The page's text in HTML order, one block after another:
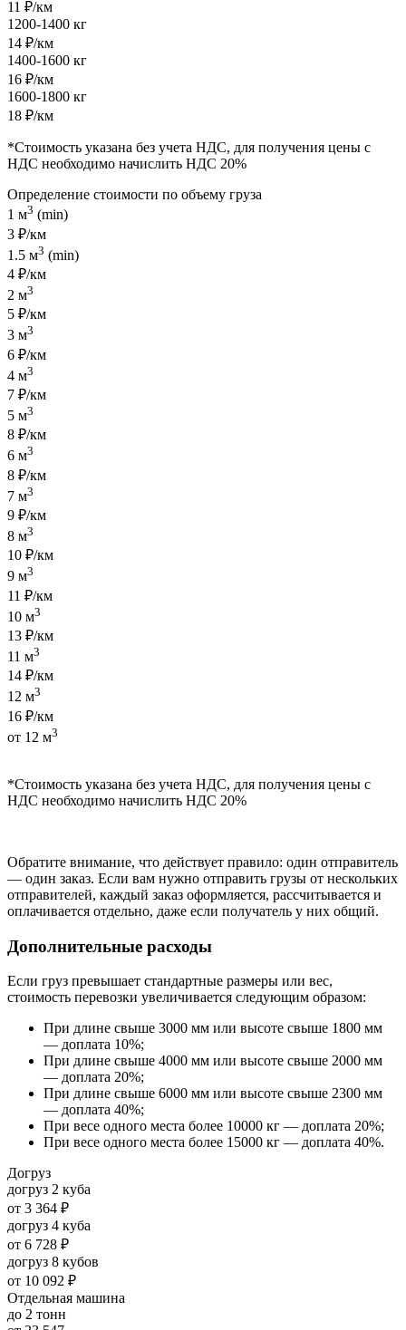
11 ₽/км
1200-1400 кг
14 ₽/км
1400-1600 кг
16 ₽/км
1600-1800 кг
18 ₽/км
*Стоимость указана без учета НДС, для получения цены с
НДС необходимо начислить НДС 20%
Определение стоимости по объему груза
1 м3 (min)
3 ₽/км
1.5 м3 (min)
4 ₽/км
2 м3
5 ₽/км
3 м3
6 ₽/км
4 м3
7 ₽/км
5 м3
8 ₽/км
6 м3
8 ₽/км
7 м3
9 ₽/км
8 м3
10 ₽/км
9 м3
11 ₽/км
10 м3
13 ₽/км
11 м3
14 ₽/км
12 м3
16 ₽/км
от 12 м3
*Стоимость указана без учета НДС, для получения цены с
НДС необходимо начислить НДС 20%
Обратите внимание, что действует правило: один отправитель
— один заказ. Если вам нужно отправить грузы от нескольких
отправителей, каждый заказ оформляется, рассчитывается и
оплачивается отдельно, даже если получатель у них общий.
Дополнительные расходы
Если груз превышает стандартные размеры или вес,
стоимость перевозки увеличивается следующим образом:
При длине свыше 3000 мм или высоте свыше 1800 мм
— доплата 10%;
При длине свыше 4000 мм или высоте свыше 2000 мм
— доплата 20%;
При длине свыше 6000 мм или высоте свыше 2300 мм
— доплата 40%;
При весе одного места более 10000 кг — доплата 20%;
При весе одного места более 15000 кг — доплата 40%.
Догруз
догруз 2 куба
от 3 364 ₽
догруз 4 куба
от 6 728 ₽
догруз 8 кубов
от 10 092 ₽
Отдельная машина
до 2 тонн